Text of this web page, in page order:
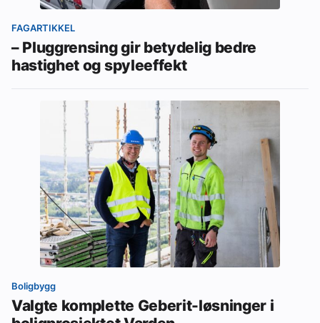
FAGARTIKKEL
– Pluggrensing gir betydelig bedre
hastighet og spyleeffekt
Boligbygg
Valgte komplette Geberit-løsninger i